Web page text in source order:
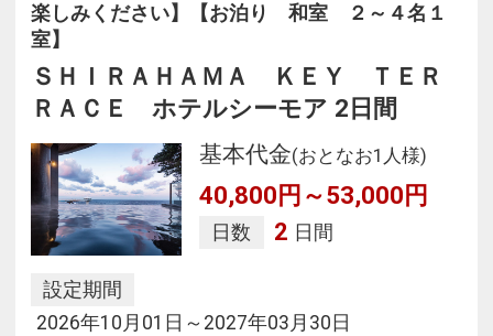
楽しみください】【お泊り 和室 ２～４名１
室】
ＳＨＩＲＡＨＡＭＡ ＫＥＹ ＴＥＲ
ＲＡＣＥ ホテルシーモア 2日間
基本代金(おとなお1人様)
40,800円～53,000円
日数 2 日間
設定期間
2026年10月01日～2027年03月30日